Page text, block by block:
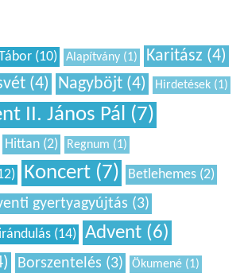
(10) Alapítvány (1) Karitász (4)
(4) Nagyböjt (4) Hirdetések (1)
II. János Pál (7)
Hittan (2) Regnum (1)
Koncert (7) Betlehemes (2)
gyertyagyújtás (3)
(14) Advent (6)
Borszentelés (3)
Ökumené (1)